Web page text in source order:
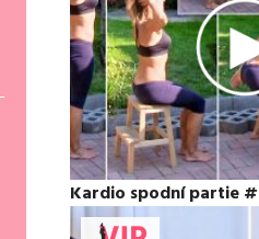
Kardio spodní partie